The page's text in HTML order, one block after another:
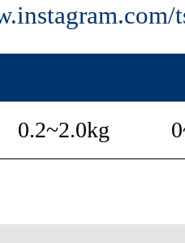
0.2~2.0kg